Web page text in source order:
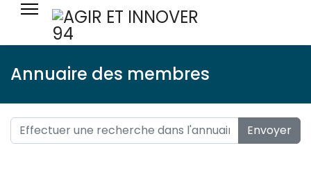
Annuaire des membres
Envoyer